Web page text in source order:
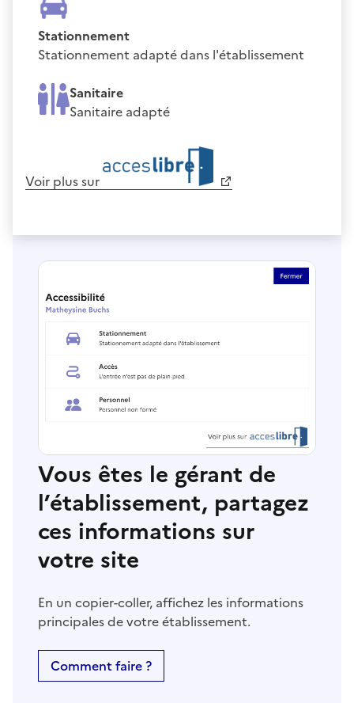
Stationnement
Stationnement adapté dans l'établissement
Sanitaire
Sanitaire adapté
Voir plus sur
Vous êtes le gérant de
l’établissement, partagez
ces informations sur
votre site
En un copier-coller, affichez les informations
principales de votre établissement.
Comment faire ?